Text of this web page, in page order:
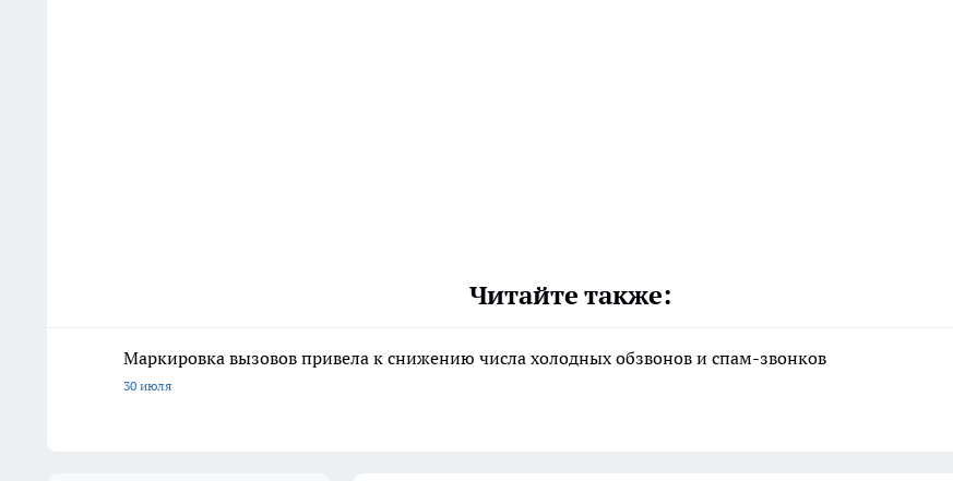
Читайте также:
Маркировка вызовов привела к снижению числа холодных обзвонов и спам-звонков
30 июля